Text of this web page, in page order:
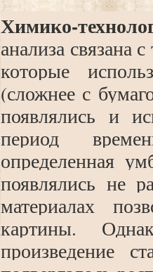
Химико-
анализа связана
которые
(сложнее с
появлялись и
период
определенная
появлялись не
материалах
картины.
произведение